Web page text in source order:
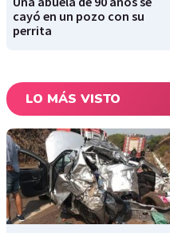
cayó en un pozo con su
perrita
LO MÁS VISTO